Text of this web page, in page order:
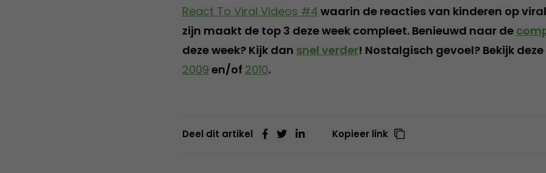
React To Viral Videos #4 waarin de reacties van kinderen op
zijn maakt de top 3 deze week compleet. Benieuwd naar de
deze week? Kijk dan snel verder! Nostalgisch gevoel? Bekijk
2009 en/of 2010.
Deel dit artikel Kopieer link